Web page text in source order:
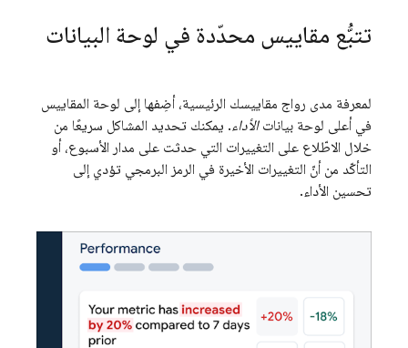
تتبُّع مقاييس محدّدة في لوحة البيانات
لمعرفة مدى رواج مقاييسك الرئيسية، أضِفها إلى لوحة المقاييس
في أعلى لوحة بياناتالأداء. يمكنك تحديد المشاكل سريعًا من
خلال الاطّلاع على التغييرات التي حدثت على مدار الأسبوع، أو
التأكّد من أنّ التغييرات الأخيرة في الرمز البرمجي تؤدي إلى
تحسين الأداء.